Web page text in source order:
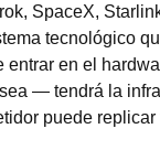
SpaceX,
tecnológico
entrar en el
— tendrá la
puede replicar